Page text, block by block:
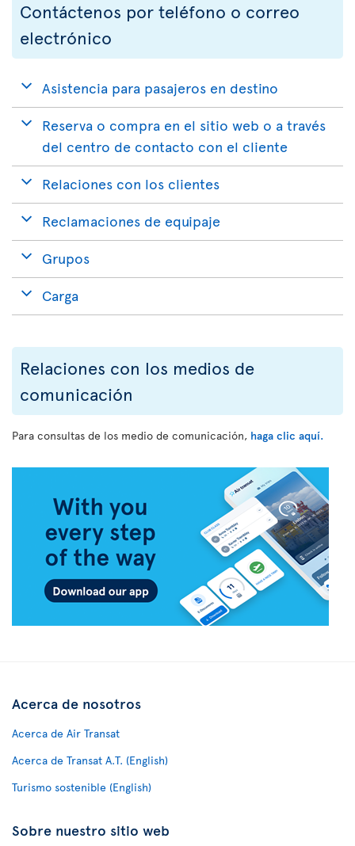
Contáctenos por teléfono o correo
electrónico
Asistencia para pasajeros en destino
Reserva o compra en el sitio web o a través
del centro de contacto con el cliente
Relaciones con los clientes
Reclamaciones de equipaje
Grupos
Carga
Relaciones con los medios de
comunicación
Para consultas de los medio de comunicación, haga clic aquí.
Acerca de nosotros
Acerca de Air Transat
Acerca de Transat A.T. (English)
Turismo sostenible (English)
Sobre nuestro sitio web